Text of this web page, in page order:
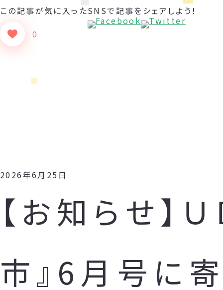
この記事が気に入った
0
SNSで記事をシェアしよう！
2026年6月25日
【お知らせ】
市』6月号に